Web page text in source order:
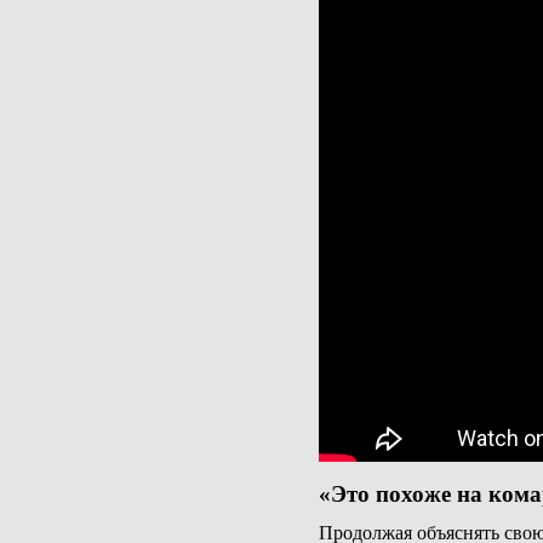
«Это похоже на
Продолжая объяснять